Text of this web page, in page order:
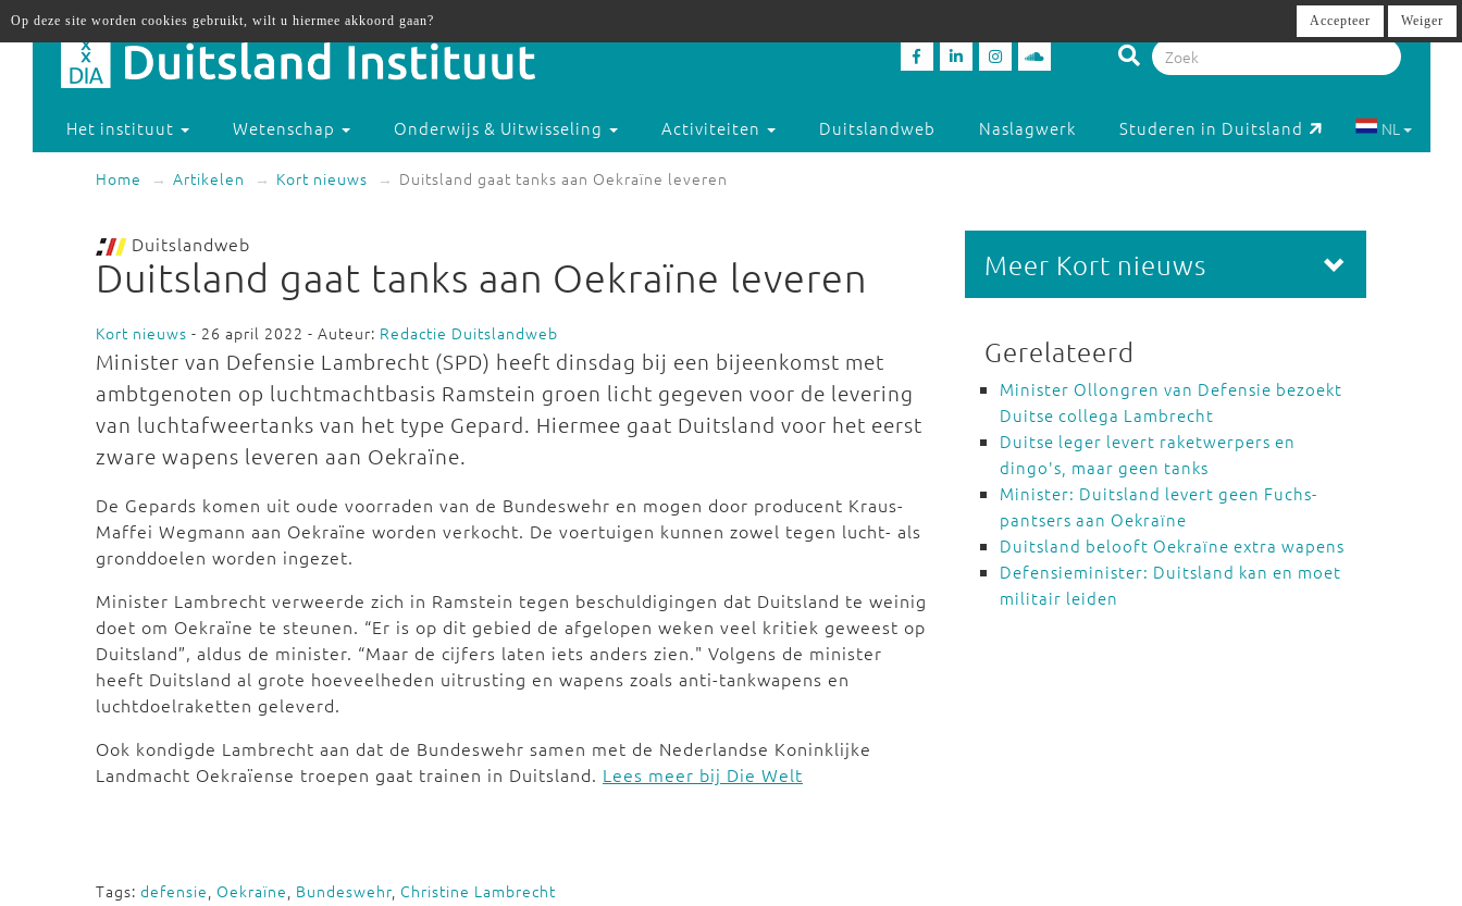
Het instituut Wetenschap Onderwijs & Uitwisseling Activiteiten Duitslandweb Naslagwerk Studeren in Duitsland NL
Home Artikelen Kort nieuws Duitsland gaat tanks aan Oekraïne leveren
Duitslandweb
Duitsland gaat tanks aan Oekraïne leveren
Kort nieuws - 26 april 2022 - Auteur: Redactie Duitslandweb
Minister van Defensie Lambrecht (SPD) heeft dinsdag bij een bijeenkomst met
ambtgenoten op luchtmachtbasis Ramstein groen licht gegeven voor de levering
van luchtafweertanks van het type Gepard. Hiermee gaat Duitsland voor het eerst
zware wapens leveren aan Oekraïne.
De Gepards komen uit oude voorraden van de Bundeswehr en mogen door producent Kraus-
Maffei Wegmann aan Oekraïne worden verkocht. De voertuigen kunnen zowel tegen lucht- als
gronddoelen worden ingezet.
Minister Lambrecht verweerde zich in Ramstein tegen beschuldigingen dat Duitsland te weinig
doet om Oekraïne te steunen. “Er is op dit gebied de afgelopen weken veel kritiek geweest op
Duitsland”, aldus de minister. “Maar de cijfers laten iets anders zien." Volgens de minister
heeft Duitsland al grote hoeveelheden uitrusting en wapens zoals anti-tankwapens en
luchtdoelraketten geleverd.
Ook kondigde Lambrecht aan dat de Bundeswehr samen met de Nederlandse Koninklijke
Landmacht Oekraïense troepen gaat trainen in Duitsland. Lees meer bij Die Welt
Tags: defensie, Oekraïne, Bundeswehr, Christine Lambrecht
Meer Kort nieuws
Gerelateerd
Minister Ollongren van Defensie bezoekt
Duitse collega Lambrecht
Duitse leger levert raketwerpers en
dingo's, maar geen tanks
Minister: Duitsland levert geen Fuchs-
pantsers aan Oekraïne
Duitsland belooft Oekraïne extra wapens
Defensieminister: Duitsland kan en moet
militair leiden
Op deze site worden cookies gebruikt, wilt u hiermee akkoord gaan? Accepteer Weiger